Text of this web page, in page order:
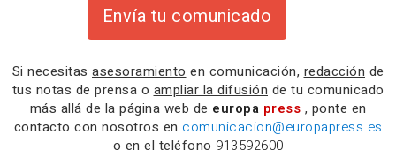
Envía tu comunicado
Si necesitas asesoramiento en comunicación, redacción de
tus notas de prensa o ampliar la difusión de tu comunicado
más allá de la página web de europa press , ponte en
contacto con nosotros en comunicacion@europapress.es
o en el teléfono 913592600